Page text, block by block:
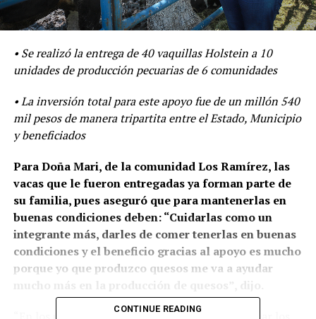
• Se realizó la entrega de 40 vaquillas Holstein a 10
unidades de producción pecuarias de 6 comunidades
• La inversión total para este apoyo fue de un millón 540
mil pesos de manera tripartita entre el Estado, Municipio
y beneficiados
Para Doña Mari, de la comunidad Los Ramírez, las
vacas que le fueron entregadas ya forman parte de
su familia, pues aseguró que para mantenerlas en
buenas condiciones deben: “Cuidarlas como un
integrante más, darles de comer tenerlas en buenas
condiciones y el beneficio gracias al apoyo es mucho
porque yo que produzco quesos me va a ayudar
CONTINUE READING